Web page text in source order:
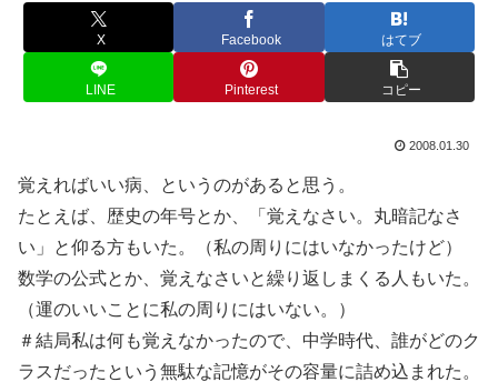
X Facebook はてブ
LINE Pinterest コピー
2008.01.30
覚えればいい病、というのがあると思う。
たとえば、歴史の年号とか、「覚えなさい。丸暗記なさ
い」と仰る方もいた。（私の周りにはいなかったけど）
数学の公式とか、覚えなさいと繰り返しまくる人もいた。
（運のいいことに私の周りにはいない。）
＃結局私は何も覚えなかったので、中学時代、誰がどのク
ラスだったという無駄な記憶がその容量に詰め込まれた。